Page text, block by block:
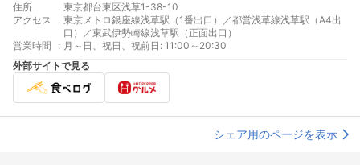
住所 : 東京都台東区浅草1-38-10
アクセス
: 東京メトロ銀座線浅草駅（1番出口）／都営浅草線浅草駅（A4出
口）／東武伊勢崎線浅草駅（正面出口）
営業時間
: 月～日、祝日、祝前日: 11:00～20:30
外部サイトで見る
シェア用のページを表示